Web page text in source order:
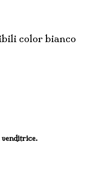
color bianco